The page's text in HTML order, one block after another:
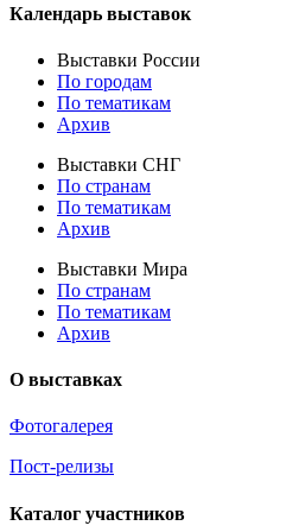
Календарь выставок
Выставки России
По городам
По тематикам
Архив
Выставки СНГ
По странам
По тематикам
Архив
Выставки Мира
По странам
По тематикам
Архив
О выставках
Фотогалерея
Пост-релизы
Каталог участников